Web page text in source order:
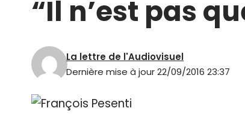
“Il n’est pas
Dernière mise à jour 22/09/2016 23:37
La lettre de l'Audiovisuel